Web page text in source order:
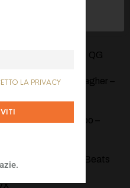
Drugrixh /
– Prod. QG
– Prod. QG
– Prod. Goonie
North feat. Gallagher –
– Prod. Mannykush
North / Rembo –
– Prod. Fireken
Prod. Papa Pedro Beats
– Prod. Fireken
LA PRIVACY